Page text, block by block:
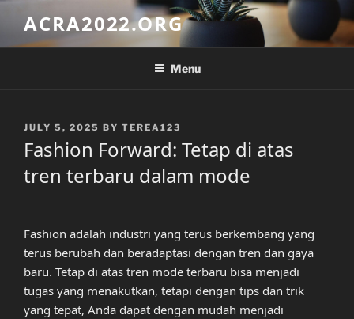
content
ACRA2022.ORG
Menu
POSTED
JULY 5, 2025 BY TEREA123
Fashion Forward: Tetap di atas
tren terbaru dalam mode
Fashion adalah industri yang terus berkembang yang
terus berubah dan beradaptasi dengan tren dan gaya
baru. Tetap di atas tren mode terbaru bisa menjadi
tugas yang menakutkan, tetapi dengan tips dan trik
yang tepat, Anda dapat dengan mudah menjadi